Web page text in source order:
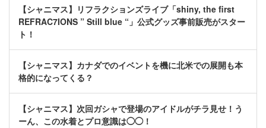
【シャニマス】リフラクションズライブ「shiny, the first
REFRAC7IONS ” Still blue “」公式グッズ事前販売がスター
ト！
【シャニマス】カナダでのイベントを機に北米での展開も本
格的になってくる？
【シャニマス】次回ガシャで登場のアイドルがチラ見せ！う
ーん、この水着とプロ意識は◯◯！